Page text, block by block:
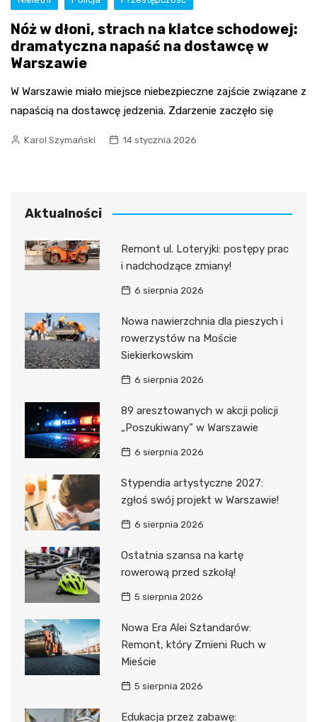
Nóż w dłoni, strach na klatce schodowej:
dramatyczna napaść na dostawcę w
Warszawie
W Warszawie miało miejsce niebezpieczne zajście związane z
napaścią na dostawcę jedzenia. Zdarzenie zaczęło się
Karol Szymański 14 stycznia 2026
Aktualności
Remont ul. Loteryjki: postępy prac
i nadchodzące zmiany!
6 sierpnia 2026
Nowa nawierzchnia dla pieszych i
rowerzystów na Moście
Siekierkowskim
6 sierpnia 2026
89 aresztowanych w akcji policji
„Poszukiwany” w Warszawie
6 sierpnia 2026
Stypendia artystyczne 2027:
zgłoś swój projekt w Warszawie!
6 sierpnia 2026
Ostatnia szansa na kartę
rowerową przed szkołą!
5 sierpnia 2026
Nowa Era Alei Sztandarów:
Remont, który Zmieni Ruch w
Mieście
5 sierpnia 2026
Edukacja przez zabawę: